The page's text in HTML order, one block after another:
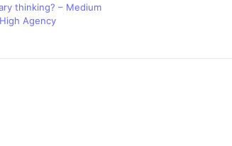
thinking? – Medium
Agency